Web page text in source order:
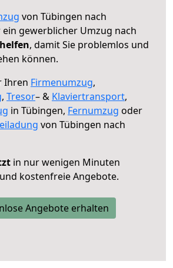
von Tübingen nach
gewerblicher Umzug nach
, damit Sie problemlos und
können.
Ihren Firmenumzug,
, Tresor– & Klaviertransport,
in Tübingen, Fernumzug oder
von Tübingen nach
in nur wenigen Minuten
kostenfreie Angebote.
Angebote erhalten